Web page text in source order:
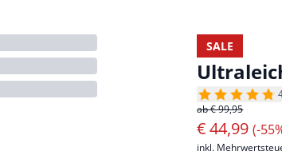
SALE
ab € 99,95
€44,99(-
inkl.